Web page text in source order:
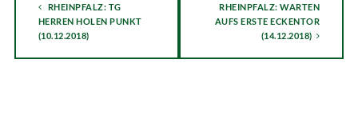
RHEINPFALZ: TG
HERREN HOLEN PUNKT
(10.12.2018)
RHEINPFALZ: WARTEN
AUFS ERSTE ECKENTOR
(14.12.2018)